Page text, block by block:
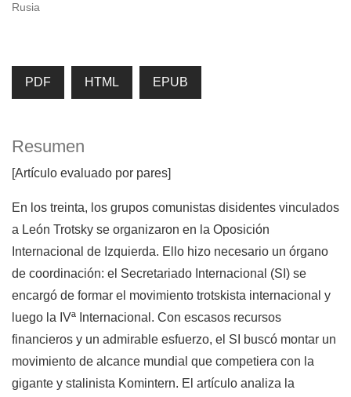
Rusia
PDF HTML EPUB
Resumen
[Artículo evaluado por pares]
En los treinta, los grupos comunistas disidentes vinculados
a León Trotsky se organizaron en la Oposición
Internacional de Izquierda. Ello hizo necesario un órgano
de coordinación: el Secretariado Internacional (SI) se
encargó de formar el movimiento trotskista internacional y
luego la IVª Internacional. Con escasos recursos
financieros y un admirable esfuerzo, el SI buscó montar un
movimiento de alcance mundial que competiera con la
gigante y stalinista Komintern. El artículo analiza la